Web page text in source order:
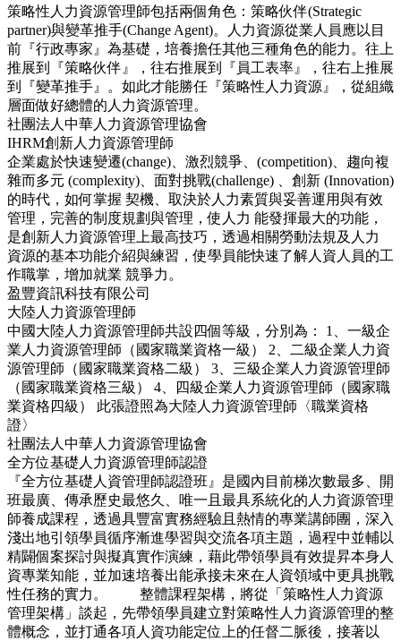
策略性人力資源管理師包括兩個角色：策略伙伴(Strategic
partner)與變革推手(Change Agent)。人力資源從業人員應以目
前『行政專家』為基礎，培養擔任其他三種角色的能力。往上
推展到『策略伙伴』，往右推展到『員工表率』，往右上推展
到『變革推手』。如此才能勝任『策略性人力資源』，從組織
層面做好總體的人力資源管理。
社團法人中華人力資源管理協會
IHRM創新人力資源管理師
企業處於快速變遷(change)、激烈競爭、(competition)、趨向複
雜而多元 (complexity)、面對挑戰(challenge) 、創新 (Innovation)
的時代，如何掌握 契機、取決於人力素質與妥善運用與有效
管理，完善的制度規劃與管理，使人力 能發揮最大的功能，
是創新人力資源管理上最高技巧，透過相關勞動法規及人力
資源的基本功能介紹與練習，使學員能快速了解人資人員的工
作職掌，增加就業 競爭力。
盈豐資訊科技有限公司
大陸人力資源管理師
中國大陸人力資源管理師共設四個等級，分別為： 1、一級企
業人力資源管理師（國家職業資格一級） 2、二級企業人力資
源管理師（國家職業資格二級） 3、三級企業人力資源管理師
（國家職業資格三級） 4、四級企業人力資源管理師（國家職
業資格四級） 此張證照為大陸人力資源管理師〈職業資格
證〉
社團法人中華人力資源管理協會
全方位基礎人力資源管理師認證
『全方位基礎人資管理師認證班』是國內目前梯次數最多、開
班最廣、傳承歷史最悠久、唯一且最具系統化的人力資源管理
師養成課程，透過具豐富實務經驗且熱情的專業講師團，深入
淺出地引領學員循序漸進學習與交流各項主題，過程中並輔以
精闢個案探討與擬真實作演練，藉此帶領學員有效提昇本身人
資專業知能，並加速培養出能承接未來在人資領域中更具挑戰
性任務的實力。 整體課程架構，將從「策略性人力資源
管理架構」談起，先帶領學員建立對策略性人力資源管理的整
體概念，並打通各項人資功能定位上的任督二脈後，接著以